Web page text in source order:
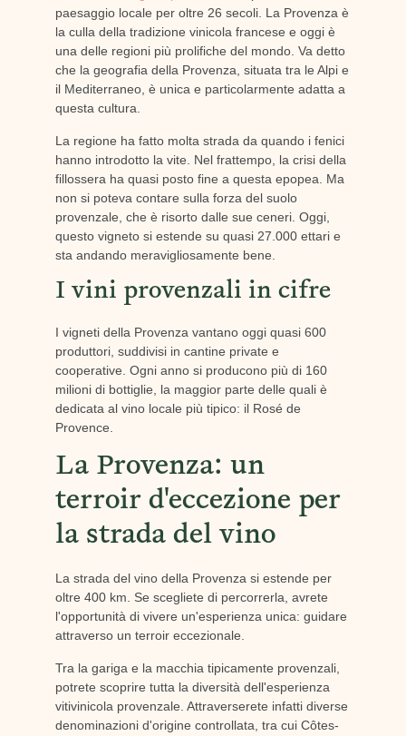
paesaggio locale per oltre 26 secoli. La Provenza è
la culla della tradizione vinicola francese e oggi è
una delle regioni più prolifiche del mondo. Va detto
che la geografia della Provenza, situata tra le Alpi e
il Mediterraneo, è unica e particolarmente adatta a
questa cultura.
La regione ha fatto molta strada da quando i fenici
hanno introdotto la vite. Nel frattempo, la crisi della
fillossera ha quasi posto fine a questa epopea. Ma
non si poteva contare sulla forza del suolo
provenzale, che è risorto dalle sue ceneri. Oggi,
questo vigneto si estende su quasi 27.000 ettari e
sta andando meravigliosamente bene.
I vini provenzali in cifre
I vigneti della Provenza vantano oggi quasi 600
produttori, suddivisi in cantine private e
cooperative. Ogni anno si producono più di 160
milioni di bottiglie, la maggior parte delle quali è
dedicata al vino locale più tipico: il Rosé de
Provence.
La Provenza: un
terroir d'eccezione per
la strada del vino
La strada del vino della Provenza si estende per
oltre 400 km. Se scegliete di percorrerla, avrete
l'opportunità di vivere un'esperienza unica: guidare
attraverso un terroir eccezionale.
Tra la gariga e la macchia tipicamente provenzali,
potrete scoprire tutta la diversità dell'esperienza
vitivinicola provenzale. Attraverserete infatti diverse
denominazioni d'origine controllata, tra cui Côtes-